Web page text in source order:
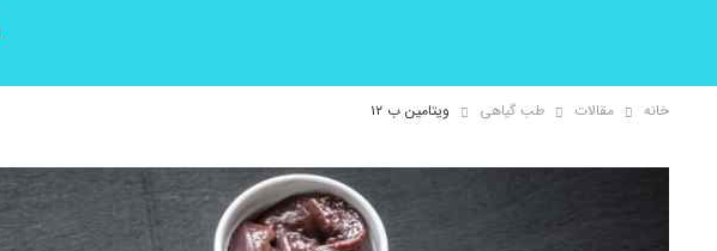
خانه مقالات طب گیاهی ویتامین ب ۱۲